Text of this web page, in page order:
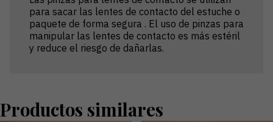
para sacar las lentes de contacto del estuche o
paquete de forma segura . El uso de pinzas para
manipular las lentes de contacto es más estéril
y reduce el riesgo de dañarlas.
Productos similares